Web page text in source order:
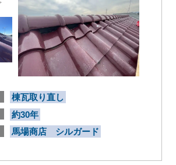
棟瓦取り直し
約30年
馬場商店 シルガード